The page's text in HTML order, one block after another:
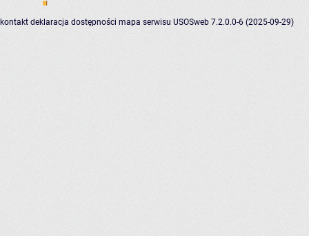
kontakt deklaracja dostępności mapa serwisu USOSweb 7.2.0.0-6 (2025-09-29)